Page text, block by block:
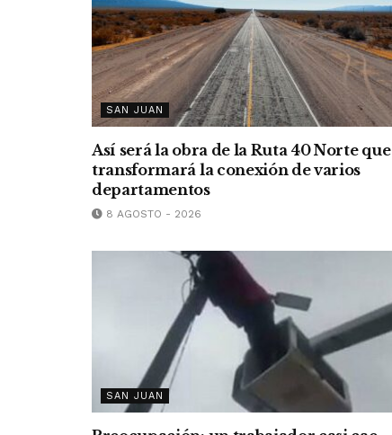
SAN JUAN
Así será la obra de la Ruta 40 Norte que
transformará la conexión de varios
departamentos
8 AGOSTO - 2026
SAN JUAN